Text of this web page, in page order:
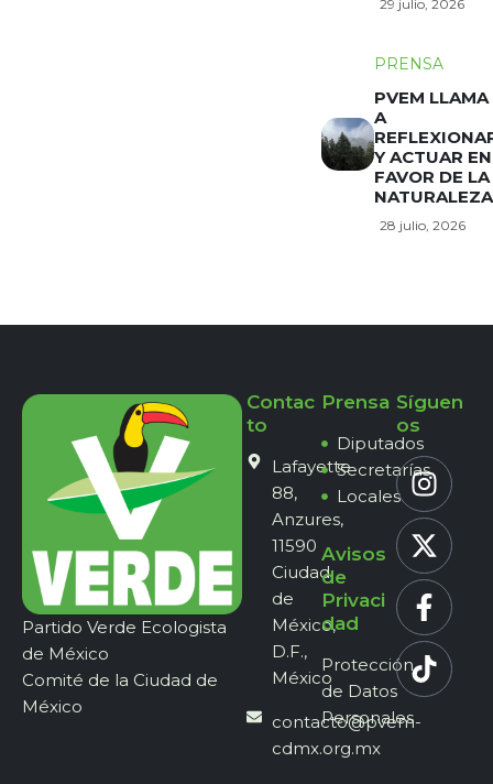
29 julio, 2026
PRENSA
PVEM LLAMA
A
Y ACTUAR EN
FAVOR DE LA
NATURALEZA
28 julio, 2026
Partido Verde Ecologista
de México
Comité de la Ciudad de
México
Contac
to
Lafayette
88,
Anzures,
11590
Ciudad
de
México,
D.F.,
México
contacto@pvem-
cdmx.org.mx
Prensa
Diputados
Secretarías
Locales
Avisos
de
Privaci
dad
Protección
de Datos
Personales
Síguen
os